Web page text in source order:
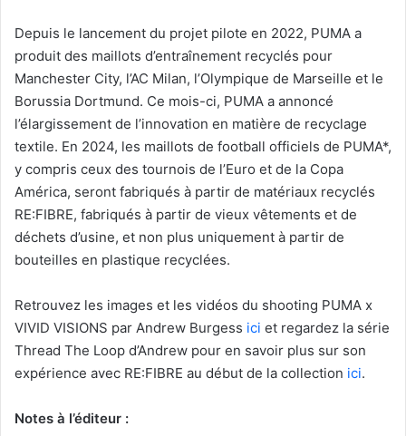
Depuis le lancement du projet pilote en 2022, PUMA a
produit des maillots d’entraînement recyclés pour
Manchester City, l’AC Milan, l’Olympique de Marseille et le
Borussia Dortmund. Ce mois-ci, PUMA a annoncé
l’élargissement de l’innovation en matière de recyclage
textile. En 2024, les maillots de football officiels de PUMA*,
y compris ceux des tournois de l’Euro et de la Copa
América, seront fabriqués à partir de matériaux recyclés
RE:FIBRE, fabriqués à partir de vieux vêtements et de
déchets d’usine, et non plus uniquement à partir de
bouteilles en plastique recyclées.
Retrouvez les images et les vidéos du shooting PUMA x
VIVID VISIONS par Andrew Burgess ici et regardez la série
Thread The Loop d’Andrew pour en savoir plus sur son
expérience avec RE:FIBRE au début de la collection ici.
Notes à l’éditeur :